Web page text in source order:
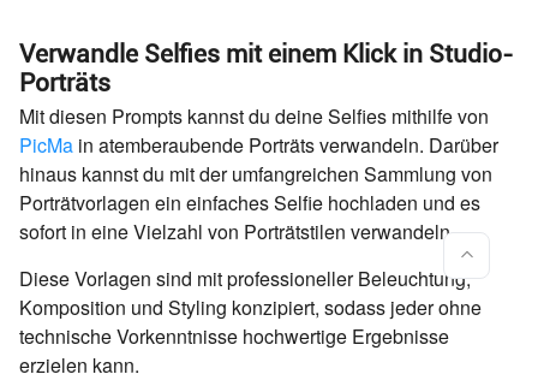
Verwandle Selfies mit einem Klick in Studio-
Porträts
Mit diesen Prompts kannst du deine Selfies mithilfe von
PicMa in atemberaubende Porträts verwandeln. Darüber
hinaus kannst du mit der umfangreichen Sammlung von
Porträtvorlagen ein einfaches Selfie hochladen und es
sofort in eine Vielzahl von Porträtstilen verwandeln.
Diese Vorlagen sind mit professioneller Beleuchtung,
Komposition und Styling konzipiert, sodass jeder ohne
technische Vorkenntnisse hochwertige Ergebnisse
erzielen kann.